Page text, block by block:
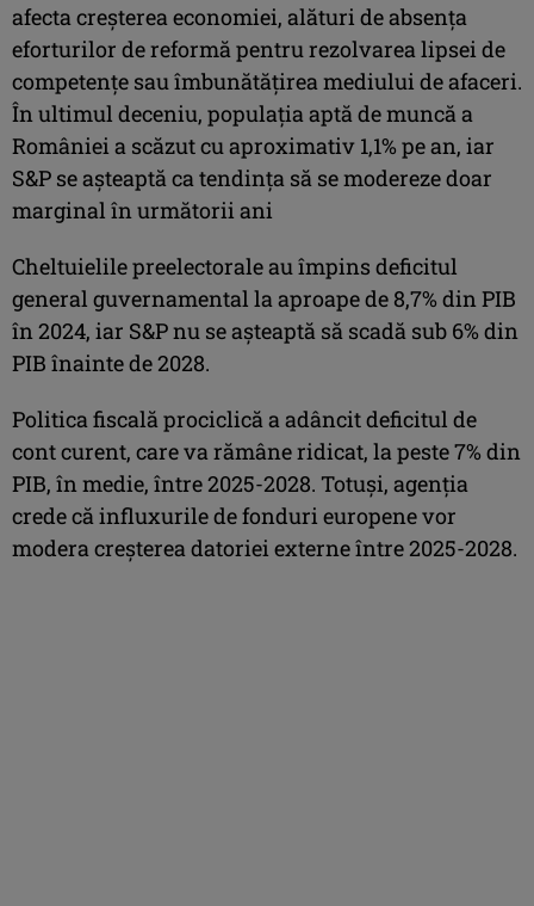
afecta creşterea economiei, alături de absenţa
eforturilor de reformă pentru rezolvarea lipsei de
competenţe sau îmbunătăţirea mediului de afaceri.
În ultimul deceniu, populaţia aptă de muncă a
României a scăzut cu aproximativ 1,1% pe an, iar
S&P se aşteaptă ca tendinţa să se modereze doar
marginal în următorii ani
Cheltuielile preelectorale au împins deficitul
general guvernamental la aproape de 8,7% din PIB
în 2024, iar S&P nu se aşteaptă să scadă sub 6% din
PIB înainte de 2028.
Politica fiscală prociclică a adâncit deficitul de
cont curent, care va rămâne ridicat, la peste 7% din
PIB, în medie, între 2025-2028. Totuşi, agenţia
crede că influxurile de fonduri europene vor
modera creşterea datoriei externe între 2025-2028.